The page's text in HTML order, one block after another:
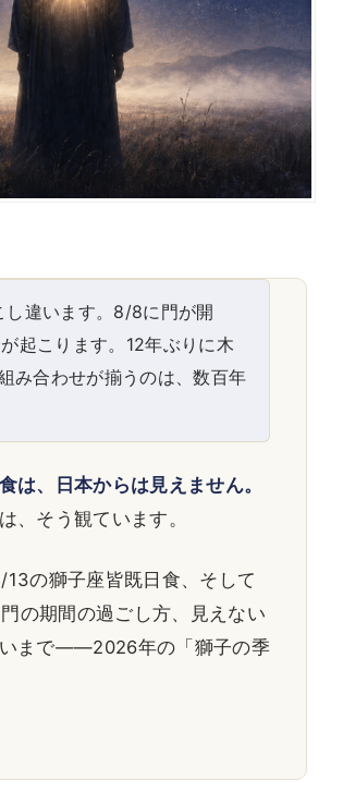
違います。8/8に門が開
が起こります。12年ぶりに木
み合わせが揃うのは、数百年
は、日本からは見えません。
そう観ています。
の獅子座皆既日食、そして
の期間の過ごし方、見えない
いまで——2026年の「獅子の季